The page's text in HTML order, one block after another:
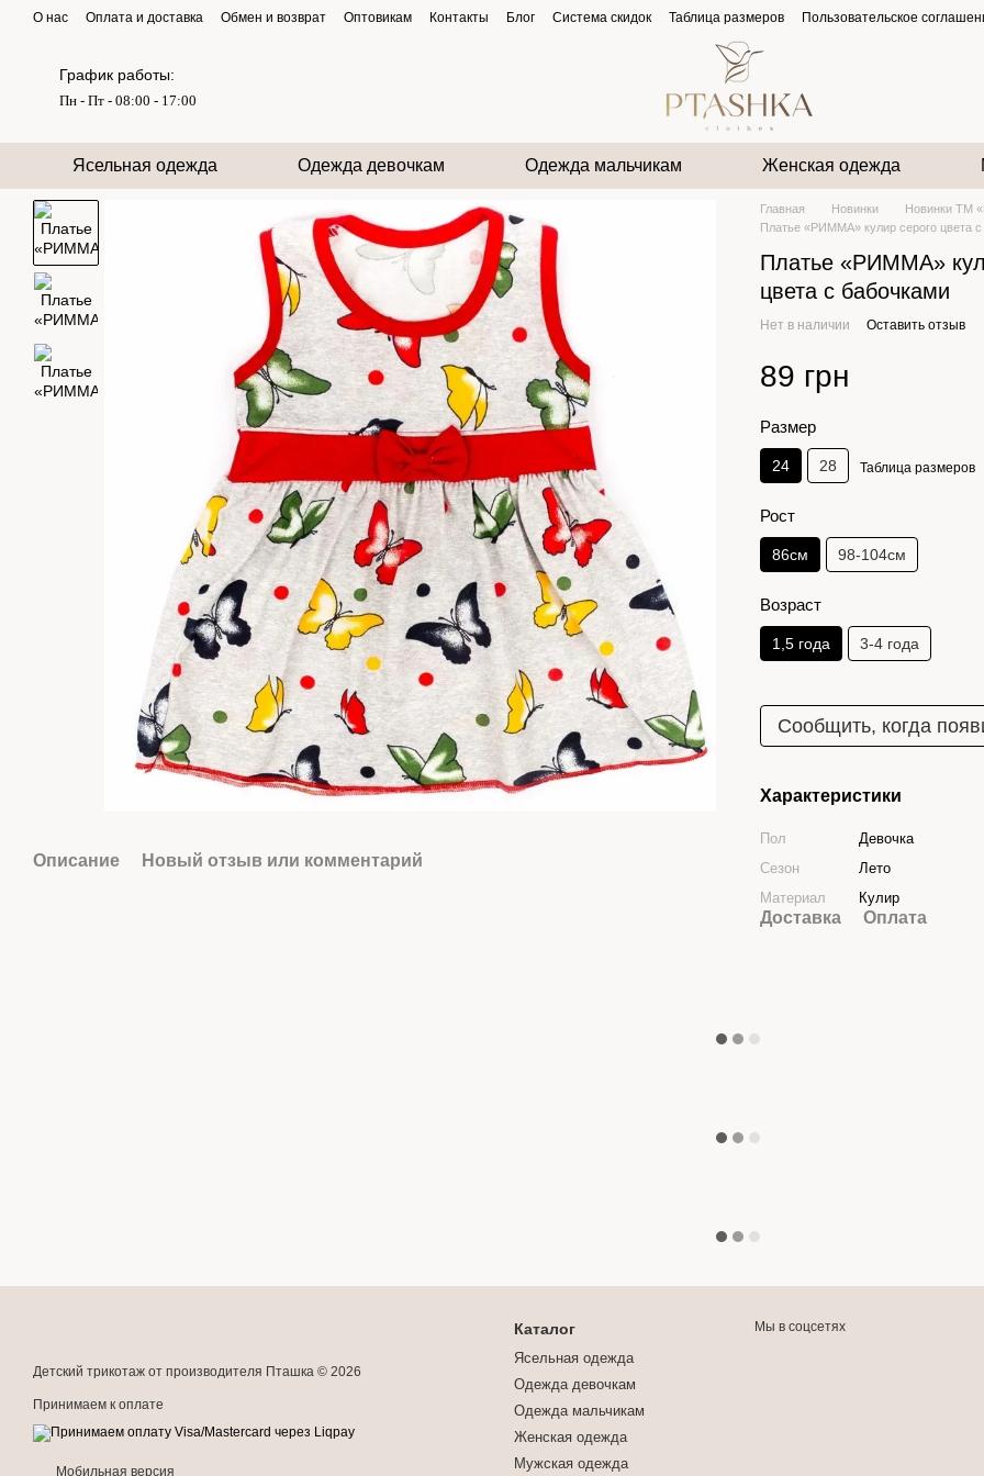
Перейти к основному контенту
О нас Оплата и доставка Обмен и возврат Оптовикам Контакты Блог Система скидок Таблица размеров Пользовательское
График работы:
Пн - Пт - 08:00 - 17:00
Ясельная одежда Одежда девочкам Одежда мальчикам Женская одежда
Описание Новый отзыв или комментарий
Главная Новинки
Новинки ТМ
Платье «РИММА» кулир серого цвета
Платье «РИММА»
цвета с бабочками
Нет в наличии Оставить отзыв
89 грн
Размер
24 28 Таблица размеров
Рост
86см 98-104см
Возраст
1,5 года 3-4 года
Сообщить, когда
Характеристики
Пол
Девочка
Сезон
Лето
Материал
Кулир
Доставка Оплата
Детский трикотаж от производителя Пташка © 2026
Принимаем к оплате
Мобильная версия
Каталог
Ясельная одежда
Одежда девочкам
Одежда мальчикам
Женская одежда
Мужская одежда
Мы в соцсетях